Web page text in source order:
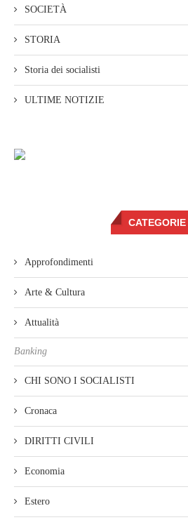
SOCIETÀ
STORIA
Storia dei socialisti
ULTIME NOTIZIE
CATEGORIE
Approfondimenti
Arte & Cultura
Attualità
Banking
CHI SONO I SOCIALISTI
Cronaca
DIRITTI CIVILI
Economia
Estero